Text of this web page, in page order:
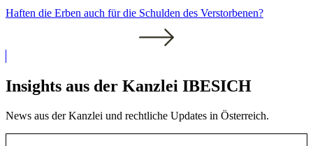
Haften die Erben auch für die Schulden des Verstorbenen?
Insights aus der Kanzlei IBESICH
News aus der Kanzlei und rechtliche Updates in Österreich.